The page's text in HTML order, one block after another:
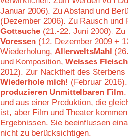
Januar 2006). Zu Abstand und
(Dezember 2006). Zu Rausch und
Gottsuche (21.-22. Juni 2008).
Voressen (12. Dezember 2009 +
Wiederholung, AllerweltsMahl
und Komposition, Weisses Fleisch
2012). Zur Nacktheit des
Wiederhole mich! (Februar
produzieren Unmittelbaren Film.
und aus einer Produktion, die
ist, aber Film und Theater
Ergebnissen. Sie beeinflussen
nicht zu berücksichtigen.